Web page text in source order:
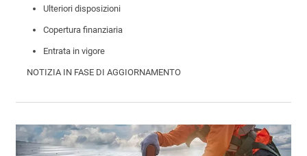
Ulteriori disposizioni
Copertura finanziaria
Entrata in vigore
NOTIZIA IN FASE DI AGGIORNAMENTO